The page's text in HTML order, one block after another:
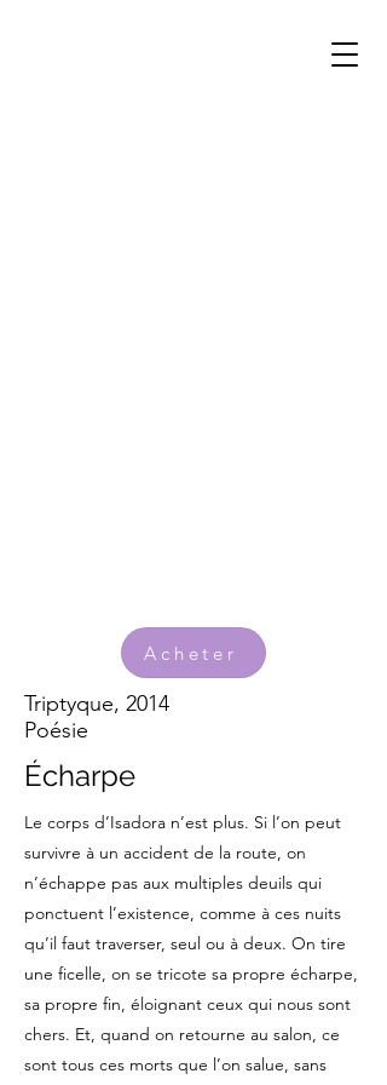
Acheter
Triptyque, 2014
Poésie
Écharpe
Le corps d’Isadora n’est plus. Si l’on peut
survivre à un accident de la route, on
n’échappe pas aux multiples deuils qui
ponctuent l’existence, comme à ces nuits
qu’il faut traverser, seul ou à deux. On tire
une ficelle, on se tricote sa propre écharpe,
sa propre fin, éloignant ceux qui nous sont
chers. Et, quand on retourne au salon, ce
sont tous ces morts que l’on salue, sans